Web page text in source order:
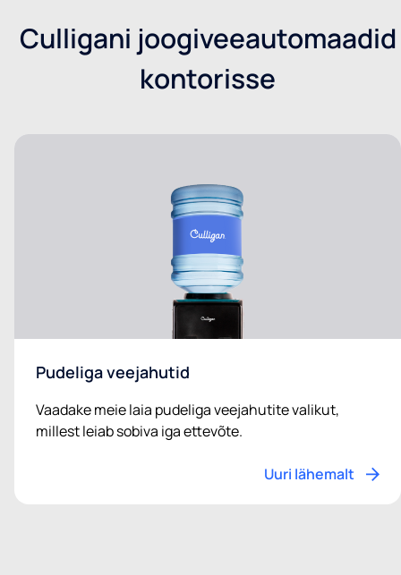
Culligani joogiveeautomaadid
kontorisse
Pudeliga veejahutid
Vaadake meie laia pudeliga veejahutite valikut,
millest leiab sobiva iga ettevõte.
Uuri lähemalt